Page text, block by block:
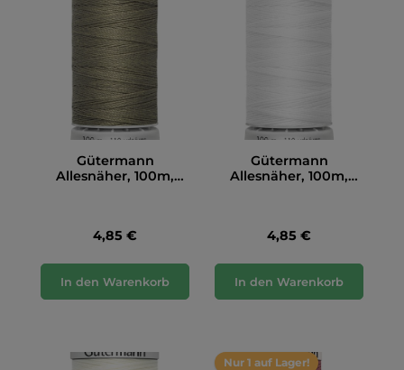
Gütermann
Allesnäher, 100m,
4,85 €
In den Warenkorb
Gütermann
Allesnäher, 100m,
4,85 €
In den Warenkorb
Nur 1 auf Lager!